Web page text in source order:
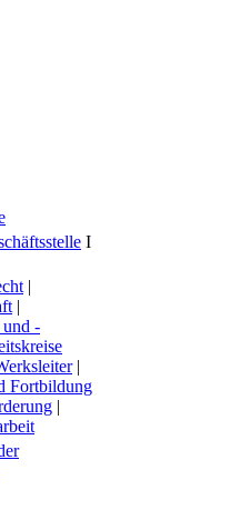
I
|
|
-
|
Fortbildung
|